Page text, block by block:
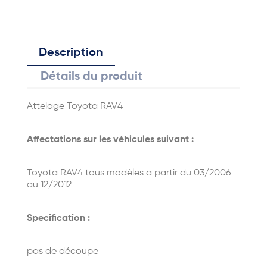
Description
Détails du produit
Attelage Toyota RAV4
Affectations sur les véhicules suivant :
Toyota RAV4 tous modèles a partir du 03/2006
au 12/2012
Specification :
pas de découpe